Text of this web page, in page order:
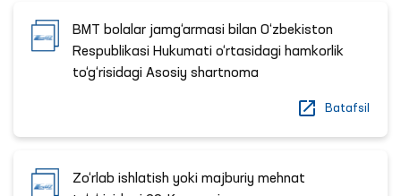
BMT bolalar jamg‘armasi bilan O‘zbekiston
Respublikasi Hukumati o‘rtasidagi hamkorlik
to‘g‘risidagi Asosiy shartnoma
Batafsil
Zo‘rlab ishlatish yoki majburiy mehnat